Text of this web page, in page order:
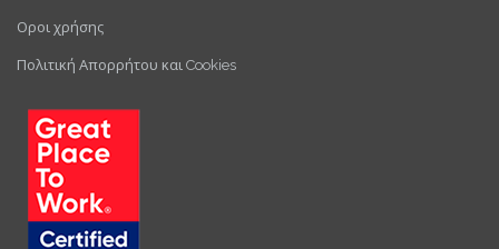
Οροι χρήσης
Πολιτική Απορρήτου και Cookies